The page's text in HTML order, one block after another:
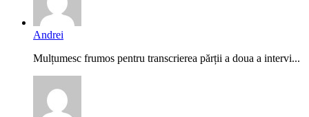
Andrei
Mulțumesc frumos pentru transcrierea părții a doua a intervi...